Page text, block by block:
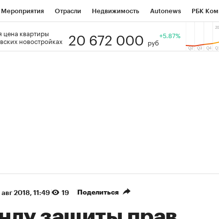
Мероприятия Отрасли Недвижимость Autonews РБК
РБК Образование Тренды
цена квартиры
новостройках
20 672 000 руб
+5.87%
2018, 11:49 19 Поделиться